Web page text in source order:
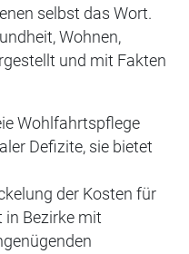
selbst das Wort.
Wohnen,
und mit Fakten
Wohlfahrtspflege
Defizite, sie bietet
der Kosten für
Bezirke mit